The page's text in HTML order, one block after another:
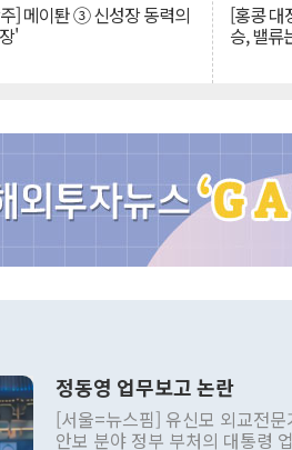
] 메이퇀 ③ 신성장 동력의
'
[홍콩
승, 밸류
정동영 업무보고 논란
[서울=뉴스핌] 유신모 외교전
안보 분야 정부 부처의 대통령